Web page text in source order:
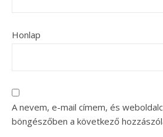
Honlap
A nevem, e-mail címem, és
böngészőben a következő